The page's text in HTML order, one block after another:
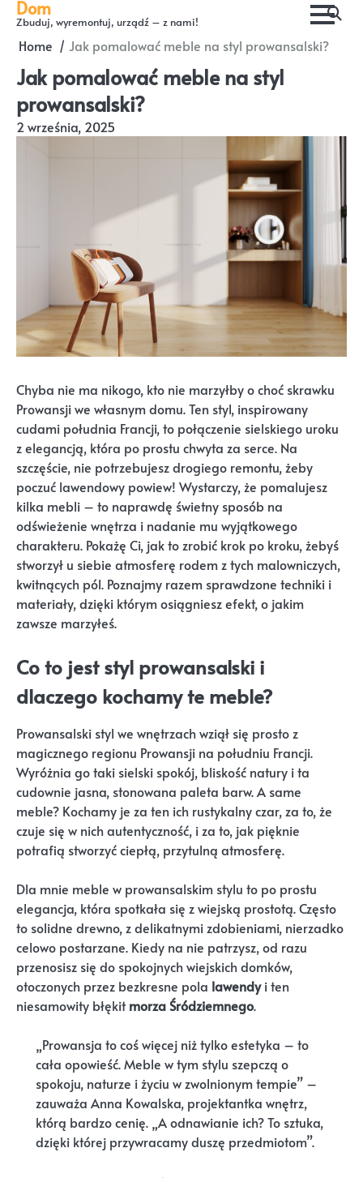
Skip
content
Dom
Zbuduj, wyremontuj, urządź – z nami!
Home Jak pomalować meble na styl prowansalski?
Jak pomalować meble na styl
prowansalski?
2 września, 2025
Chyba nie ma nikogo, kto nie marzyłby o choć skrawku
Prowansji we własnym domu. Ten styl, inspirowany
cudami południa Francji, to połączenie sielskiego uroku
z elegancją, która po prostu chwyta za serce. Na
szczęście, nie potrzebujesz drogiego remontu, żeby
poczuć lawendowy powiew! Wystarczy, że pomalujesz
kilka mebli – to naprawdę świetny sposób na
odświeżenie wnętrza i nadanie mu wyjątkowego
charakteru. Pokażę Ci, jak to zrobić krok po kroku, żebyś
stworzył u siebie atmosferę rodem z tych malowniczych,
kwitnących pól. Poznajmy razem sprawdzone techniki i
materiały, dzięki którym osiągniesz efekt, o jakim
zawsze marzyłeś.
Co to jest styl prowansalski i
dlaczego kochamy te meble?
Prowansalski styl we wnętrzach wziął się prosto z
magicznego regionu Prowansji na południu Francji.
Wyróżnia go taki sielski spokój, bliskość natury i ta
cudownie jasna, stonowana paleta barw. A same
meble? Kochamy je za ten ich rustykalny czar, za to, że
czuje się w nich autentyczność, i za to, jak pięknie
potrafią stworzyć ciepłą, przytulną atmosferę.
Dla mnie meble w prowansalskim stylu to po prostu
elegancja, która spotkała się z wiejską prostotą. Często
to solidne drewno, z delikatnymi zdobieniami, nierzadko
celowo postarzane. Kiedy na nie patrzysz, od razu
przenosisz się do spokojnych wiejskich domków,
otoczonych przez bezkresne pola lawendyi ten
niesamowity błękitmorza Śródziemnego.
„Prowansja to coś więcej niż tylko estetyka – to
cała opowieść. Meble w tym stylu szepczą o
spokoju, naturze i życiu w zwolnionym tempie” –
zauważa Anna Kowalska, projektantka wnętrz,
którą bardzo cenię. „A odnawianie ich? To sztuka,
dzięki której przywracamy duszę przedmiotom”.